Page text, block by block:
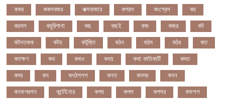
ককর ককসবজর কক্সবাজার কগরস কংগ্রেস কচ
কচমল কচুরিপানা কছ কছই কজ কজর কট
কটনতকক কটর কটূক্তি কঠন কঠম কঠর কত
কতক্ষণ কথ কথও কথয় কথা কাটাকাটি কদত
কদর কন কনঠশলপ কনত কনদর কনন
কনফগরশন কন্টেইনার কপয কপল কপসর কফশপ